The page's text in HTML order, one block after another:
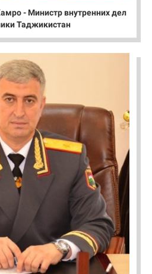
- Министр внутренних дел
Таджикистан